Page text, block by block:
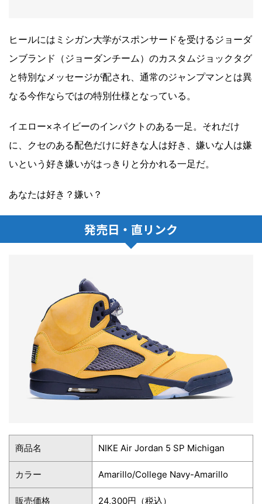
ヒールにはミシガン大学がスポンサードを受けるジョーダ
ンブランド（ジョーダンチーム）のカスタムジョックタグ
と特別なメッセージが配され、通常のジャンプマンとは異
なる今作ならではの特別仕様となっている。
イエロー×ネイビーのインパクトのある一足。それだけ
に、クセのある配色だけに好きな人は好き、嫌いな人は嫌
いという好き嫌いがはっきりと分かれる一足だ。
あなたは好き？嫌い？
発売日・直リンク
商品名 NIKE Air Jordan 5 SP Michigan
カラー Amarillo/College Navy-Amarillo
販売価格 24,300円（税込）